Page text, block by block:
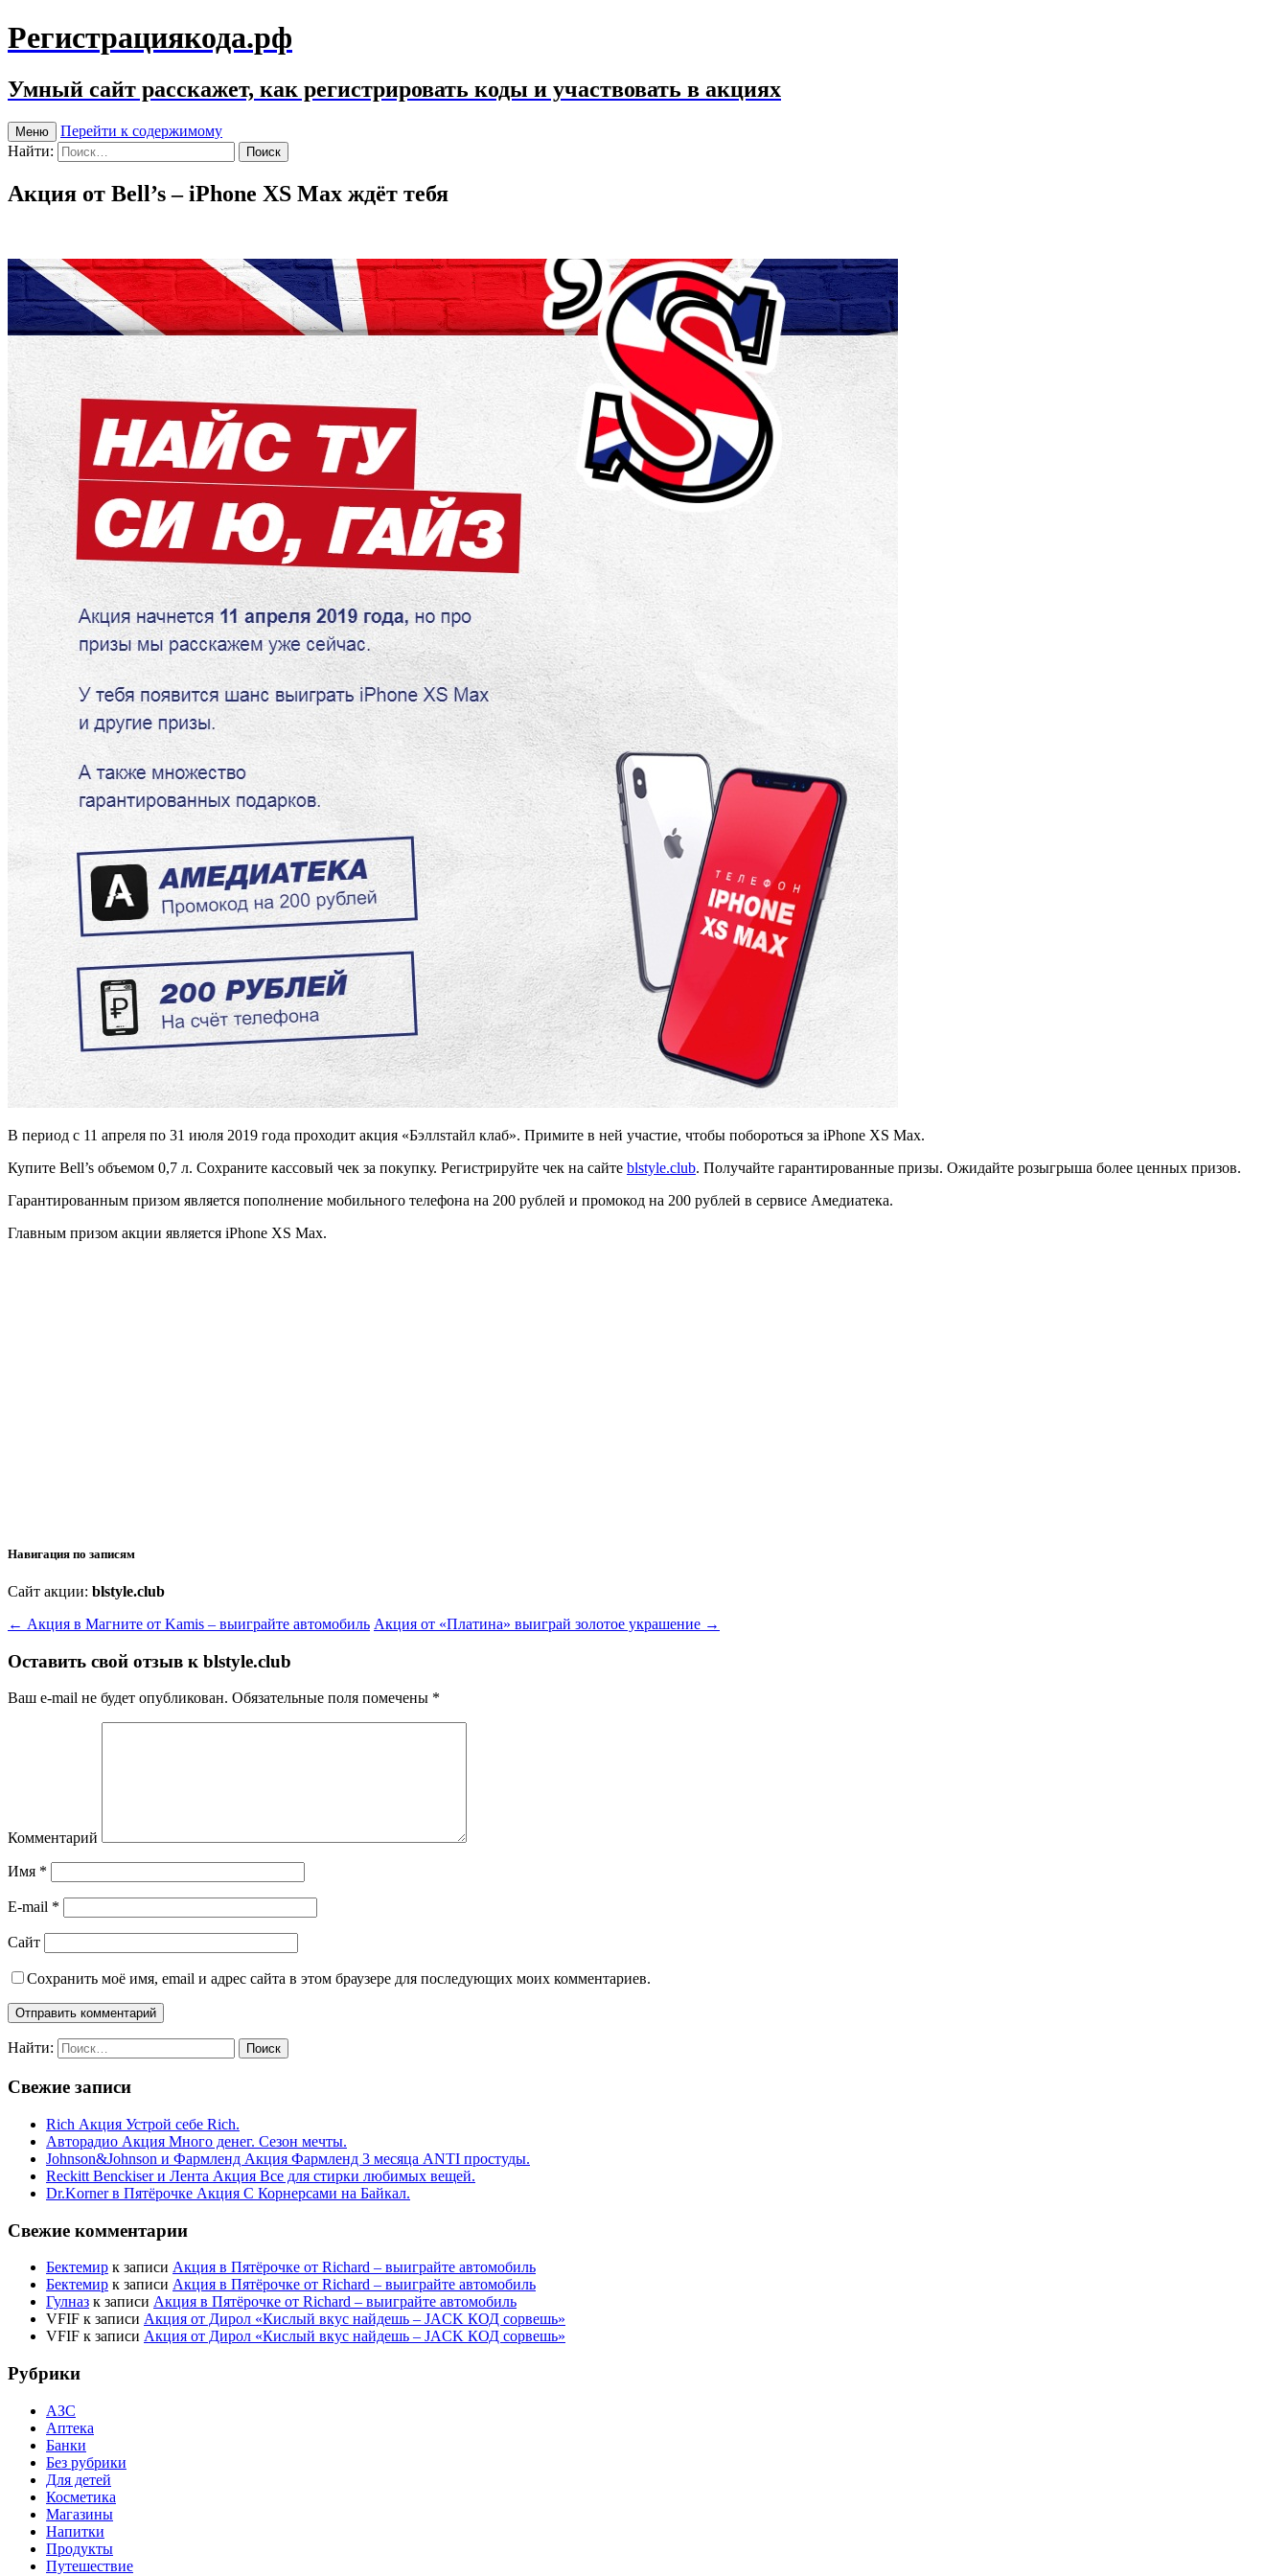
Регистрациякода.рф
Умный сайт расскажет, как регистрировать коды и участвовать в акциях
Меню
Перейти к содержимому
Найти:
Акция от Bell’s – iPhone XS Max ждёт тебя
В период с 11 апреля по 31 июля 2019 года проходит акция «Бэллsтайл клаб». Примите в ней участие, чтобы побороться за iPhone XS Max.
Купите Bell’s объемом 0,7 л. Сохраните кассовый чек за покупку. Регистрируйте чек на сайте blstyle.club. Получайте гарантированные призы. Ожидайте розыгрыша более ценных призов.
Гарантированным призом является пополнение мобильного телефона на 200 рублей и промокод на 200 рублей в сервисе Амедиатека.
Главным призом акции является iPhone XS Max.
Навигация по записям
Сайт акции: blstyle.club
← Акция в Магните от Kamis – выиграйте автомобиль Акция от «Платина» выиграй золотое украшение →
Оставить свой отзыв к blstyle.club
Ваш e-mail не будет опубликован. Обязательные поля помечены *
Комментарий
Имя *
E-mail *
Сайт
Сохранить моё имя, email и адрес сайта в этом браузере для последующих моих комментариев.
Найти:
Свежие записи
Rich Акция Устрой себе Rich.
Авторадио Акция Много денег. Сезон мечты.
Johnson&Johnson и Фармленд Акция Фармленд 3 месяца ANTI простуды.
Reckitt Benckiser и Лента Акция Все для стирки любимых вещей.
Dr.Korner в Пятёрочке Акция С Корнерсами на Байкал.
Свежие комментарии
Бектемир к записи Акция в Пятёрочке от Richard – выиграйте автомобиль
Бектемир к записи Акция в Пятёрочке от Richard – выиграйте автомобиль
Гулназ к записи Акция в Пятёрочке от Richard – выиграйте автомобиль
VFIF к записи Акция от Дирол «Кислый вкус найдешь – JACK КОД сорвешь»
VFIF к записи Акция от Дирол «Кислый вкус найдешь – JACK КОД сорвешь»
Рубрики
АЗС
Аптека
Банки
Без рубрики
Для детей
Косметика
Магазины
Напитки
Продукты
Путешествие